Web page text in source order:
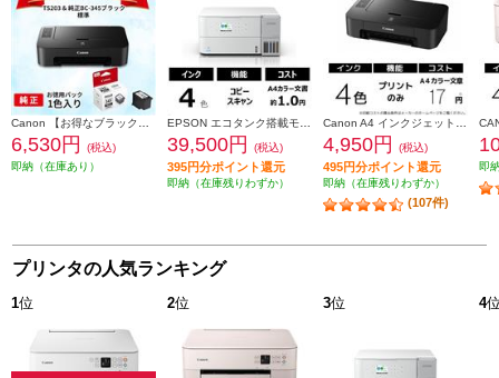
Canon 【お得なブラックインクセット】PIXUSTS203 TS203-INK-ESET
6,530円
(税込)
即納（在庫あり）
EPSON エコタンク搭載モデル A4カラー複合機 ホワイト EW-M638T
39,500円 (税込)
395円分ポイント還元
即納（在庫残りわずか）
Canon A4 インクジェットプリンター PIXUS(ピクサス) 【4色インク/ブラック】 PIXUSTS203
4,950円 (税込)
495円分ポイント還元
即納（在庫残りわずか）
(107件)
即
プリンタの人気ランキング
1位 2位 3位 4